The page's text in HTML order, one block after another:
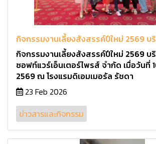
กิจกรรมงานเลี้ยงสังสรรค์ปีใหม่ 2569 บ
กิจกรรมงานเลี้ยงสังสรรค์ปีใหม่ 2569 บ
ซอฟท์แวร์เอ็นเตอร์ไพรส์ จำกัด เมื่อวันที่
2569 ณ โรงแรมดิเอมเมอรัล รัชดา
23 Feb 2026
ข่าวสารและกิจกรรม